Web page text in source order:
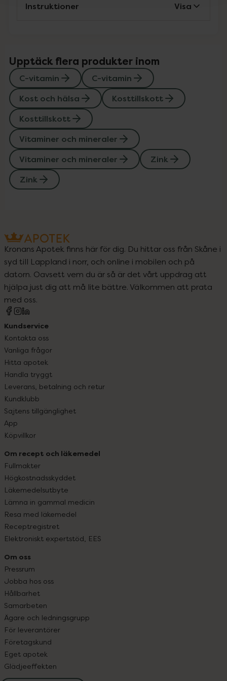
Instruktioner Visa
Upptäck flera produkter inom
C-vitamin
C-vitamin
Kost och hälsa
Kosttillskott
Kosttillskott
Vitaminer och mineraler
Vitaminer och mineraler
Zink
Zink
Kronans Apotek finns här för dig. Du hittar oss från Skåne i
syd till Lappland i norr, och online i mobilen och på
datorn. Oavsett vem du är så är det vårt uppdrag att
hjälpa just dig att må lite bättre. Välkommen att prata
med oss.
Kundservice
Kontakta oss
Vanliga frågor
Hitta apotek
Handla tryggt
Leverans, betalning och retur
Kundklubb
Sajtens tillgänglighet
App
Köpvillkor
Om recept och läkemedel
Fullmakter
Högkostnadsskyddet
Läkemedelsutbyte
Lämna in gammal medicin
Resa med läkemedel
Receptregistret
Elektroniskt expertstöd, EES
Om oss
Pressrum
Jobba hos oss
Hållbarhet
Samarbeten
Ägare och ledningsgrupp
För leverantörer
Företagskund
Eget apotek
Glädjeeffekten